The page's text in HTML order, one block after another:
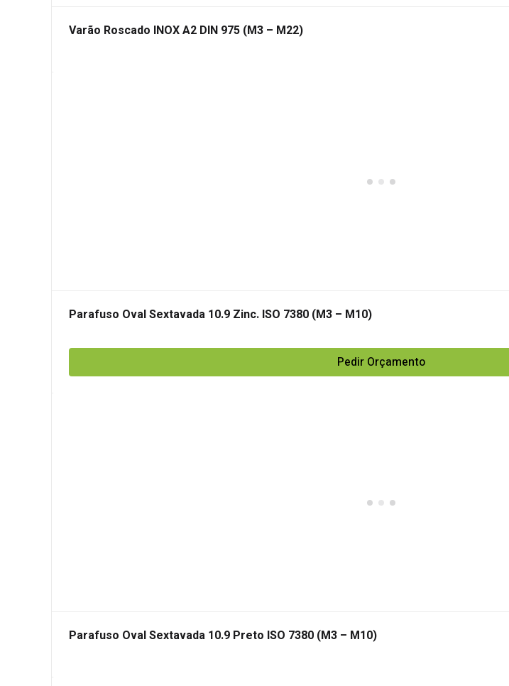
Varão Roscado INOX A2 DIN 975 (M3 – M22)
Parafuso Oval Sextavada 10.9 Zinc. ISO 7380 (M3 – M10)
Pedir Orçamento
Parafuso Oval Sextavada 10.9 Preto ISO 7380 (M3 – M10)